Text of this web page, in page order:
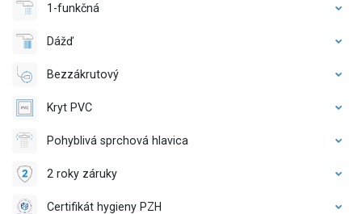
1-funkčná
Dážď
Bezzákrutový
Kryt PVC
Pohyblivá sprchová hlavica
2 roky záruky
Certifikát hygieny PZH